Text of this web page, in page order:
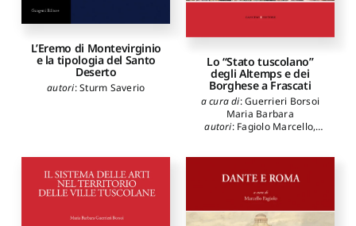
L’Eremo di Montevirginio
e la tipologia del Santo
Deserto
autori:Sturm Saverio
Lo “Stato tuscolano”
degli Altemps e dei
Borghese a Frascati
a cura di:Guerrieri Borsoi
Maria Barbara
autori: Fagiolo Marcello,